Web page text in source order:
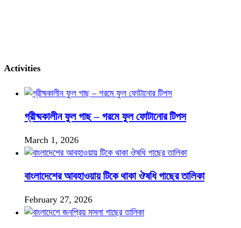
Activities
গ্রীষ্মকালীন ফুল গাছ – গরমে ফুল ফোটানোর টিপস
March 1, 2026
বাংলাদেশের আবহাওয়ায় টিকে থাকা ঔষধি গাছের তালিকা
February 27, 2026